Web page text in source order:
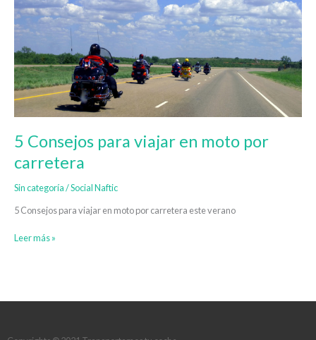
5 Consejos para viajar en moto por
carretera
Sin categoría/Social Naftic
5 Consejos para viajar en moto por carretera este verano
para
viajar
en
moto
por
carretera
Leer más »